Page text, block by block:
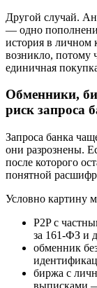
Другой случай.
— одно
история в личном
возникло, потому
единичная
Обменники,
риск запроса
Запроса банка
они разрознены.
после которого
понятной
Условно картину
P2P с
за 161-ФЗ и
обменник
биржа с
выписками